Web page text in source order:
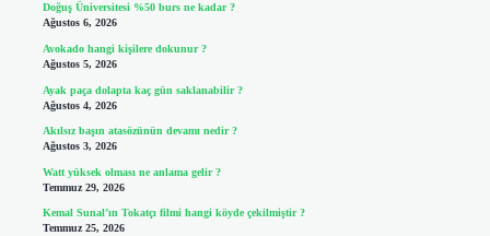
Doğuş Üniversitesi %50 burs ne kadar ?
Ağustos 6, 2026
Avokado hangi kişilere dokunur ?
Ağustos 5, 2026
Ayak paça dolapta kaç gün saklanabilir ?
Ağustos 4, 2026
Akılsız başın atasözünün devamı nedir ?
Ağustos 3, 2026
Watt yüksek olması ne anlama gelir ?
Temmuz 29, 2026
Kemal Sunal’ın Tokatçı filmi hangi köyde çekilmiştir ?
Temmuz 25, 2026